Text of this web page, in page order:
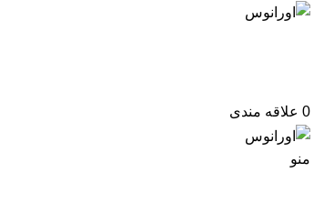
0 علاقه مندی
منو